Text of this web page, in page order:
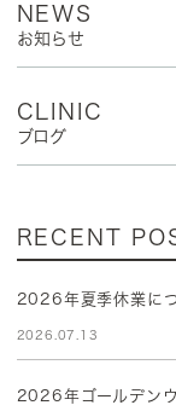
NEWS
お知らせ
CLINIC
ブログ
RECENT
2026年夏季休業に
2026.07.13
2026年ゴールデン